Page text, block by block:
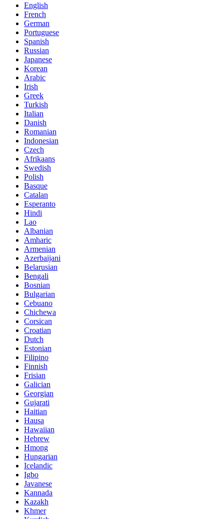
English
French
German
Portuguese
Spanish
Russian
Japanese
Korean
Arabic
Irish
Greek
Turkish
Italian
Danish
Romanian
Indonesian
Czech
Afrikaans
Swedish
Polish
Basque
Catalan
Esperanto
Hindi
Lao
Albanian
Amharic
Armenian
Azerbaijani
Belarusian
Bengali
Bosnian
Bulgarian
Cebuano
Chichewa
Corsican
Croatian
Dutch
Estonian
Filipino
Finnish
Frisian
Galician
Georgian
Gujarati
Haitian
Hausa
Hawaiian
Hebrew
Hmong
Hungarian
Icelandic
Igbo
Javanese
Kannada
Kazakh
Khmer